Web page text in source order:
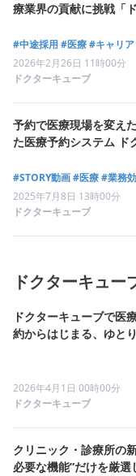
療業界の貢献に挑戦「
#中途採用#医療#キャリア
2026年2月26日 11時00分
ドクターキューブ
予約で医療現場を変え
た医療予約システム ド
#STORY動画#医療#業務
2025年7月8日 13時00分
ドクターキューブ
ドクターキュー
ドクターキューブで医
約からはじまる、ゆと
2026年4月1日 00時00分
ドクターキューブ
クリニック・診療所の
必要な機能”だけを厳選